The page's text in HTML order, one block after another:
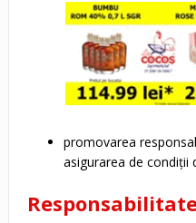
promovarea
asigurarea de condiții